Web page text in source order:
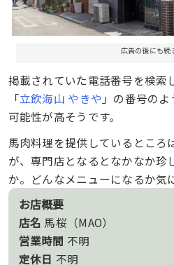
広告の後にも続
掲載されていた電話番号を検索
「立飲海山 やきや 」の番号の
可能性が高そうです。
馬肉料理を提供しているところ
が、専門店となるとなかなか珍
か。どんなメニューになるか気
お店概要
店名 馬桜（MAO）
営業時間 不明
定休日 不明